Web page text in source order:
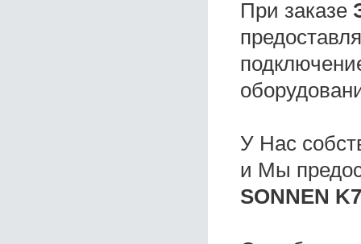
При заказе
У Нас
и Мы
SONNEN